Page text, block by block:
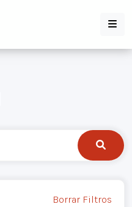
Borrar Filtros